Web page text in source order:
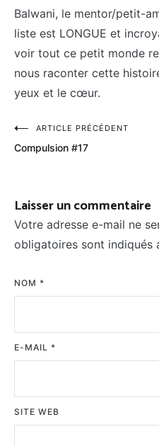
Balwani, le mentor/petit-
liste est LONGUE et
voir tout ce petit monde
nous raconter cette
yeux et le cœur.
Navigation
de
ARTICLE PRÉCÉDENT
Compulsion #17
Laisser un commentaire
Votre adresse e-mail ne
obligatoires sont indiqués
NOM *
E-MAIL *
SITE WEB